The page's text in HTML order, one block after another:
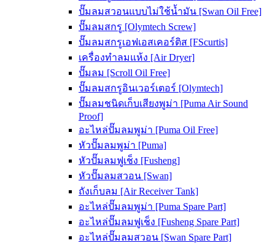
ปั๊มลมสวอนแบบไม่ใช้น้ำมัน [Swan Oil Free]
ปั๊มลมสกรู [Olymtech Screw]
ปั๊มลมสกรูเอฟเอสเคอร์ติส [FScurtis]
เครื่องทำลมแห้ง [Air Dryer]
ปั๊มลม [Scroll Oil Free]
ปั๊มลมสกรูอินเวอร์เตอร์ [Olymtech]
ปั๊มลมชนิดเก็บเสียงพูม่า [Puma Air Sound
Proof]
อะไหล่ปั๊มลมพูม่า [Puma Oil Free]
หัวปั๊มลมพูม่า [Puma]
หัวปั๊มลมฟูเช็ง [Fusheng]
หัวปั๊มลมสวอน [Swan]
ถังเก็บลม [Air Receiver Tank]
อะไหล่ปั๊มลมพูม่า [Puma Spare Part]
อะไหล่ปั๊มลมฟูเช็ง [Fusheng Spare Part]
อะไหล่ปั๊มลมสวอน [Swan Spare Part]